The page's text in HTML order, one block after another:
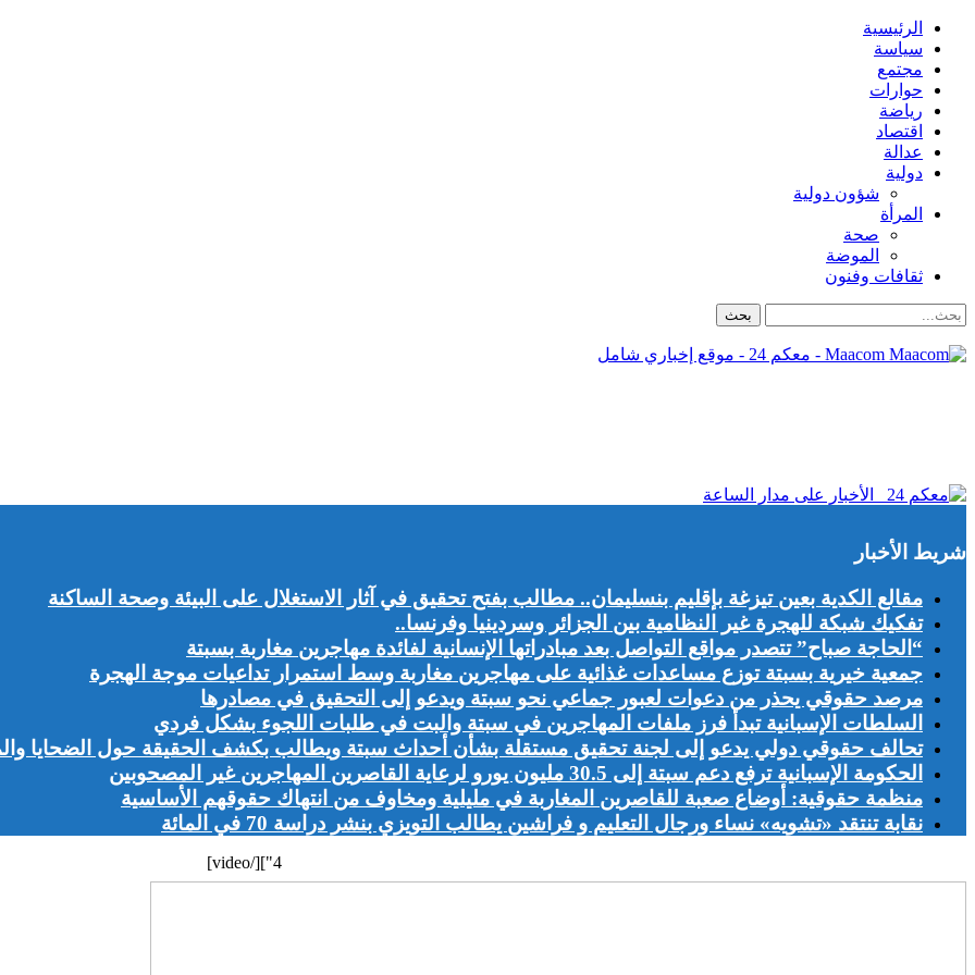
الرئيسية
سياسة
مجتمع
حوارات
رياضة
اقتصاد
عدالة
دولية
شؤون دولية
المرأة
صحة
الموضة
ثقافات وفنون
Maacom - معكم 24 - موقع إخباري شامل
شريط الأخبار
مقالع الكدية بعين تيزغة بإقليم بنسليمان.. مطالب بفتح تحقيق في آثار الاستغلال على البيئة وصحة الساكنة
تفكيك شبكة للهجرة غير النظامية بين الجزائر وسردينيا وفرنسا..
“الحاجة صباح” تتصدر مواقع التواصل بعد مبادراتها الإنسانية لفائدة مهاجرين مغاربة بسبتة
جمعية خيرية بسبتة توزع مساعدات غذائية على مهاجرين مغاربة وسط استمرار تداعيات موجة الهجرة
مرصد حقوقي يحذر من دعوات لعبور جماعي نحو سبتة ويدعو إلى التحقيق في مصادرها
السلطات الإسبانية تبدأ فرز ملفات المهاجرين في سبتة والبت في طلبات اللجوء بشكل فردي
تحالف حقوقي دولي يدعو إلى لجنة تحقيق مستقلة بشأن أحداث سبتة ويطالب بكشف الحقيقة حول الضحايا
الحكومة الإسبانية ترفع دعم سبتة إلى 30.5 مليون يورو لرعاية القاصرين المهاجرين غير المصحوبين
منظمة حقوقية: أوضاع صعبة للقاصرين المغاربة في مليلية ومخاوف من انتهاك حقوقهم الأساسية
نقابة تنتقد «تشويه» نساء ورجال التعليم و فراشين يطالب التويزي بنشر دراسة 70 في المائة
4"][/video]